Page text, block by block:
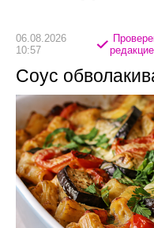
06.08.2026
10:57
Соус